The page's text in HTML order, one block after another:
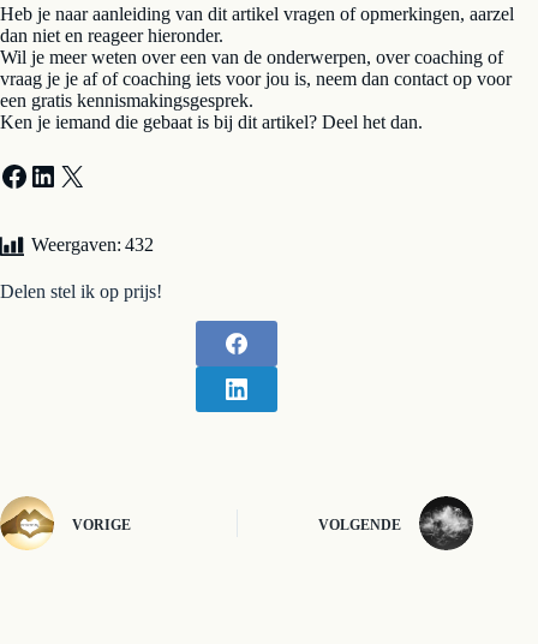
Heb je naar aanleiding van dit artikel vragen of opmerkingen, aarzel
dan niet en reageer hieronder.
Wil je meer weten over een van de onderwerpen, over coaching of
vraag je je af of coaching iets voor jou is, neem dan contact op voor
een gratis kennismakingsgesprek.
Ken je iemand die gebaat is bij dit artikel? Deel het dan.
Facebook
LinkedIn
X
Weergaven: 432
Delen stel ik op prijs!
VORIGE VOLGENDE